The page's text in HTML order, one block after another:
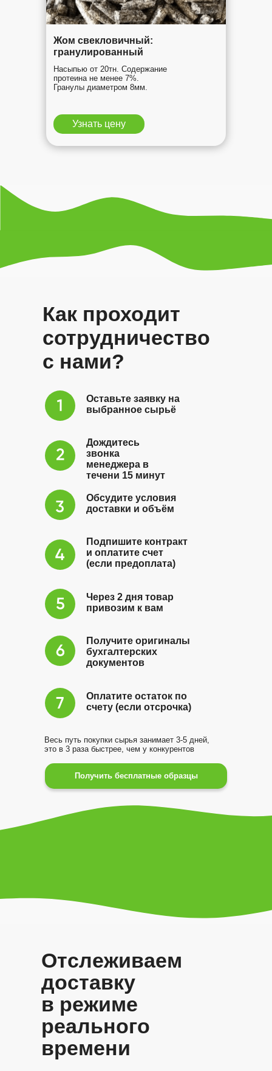
Жом свекловичный:
гранулированный
Насыпью от 20тн. Содержание
протеина не менее 7%.
Гранулы диаметром 8мм.
Узнать цену
Как проходит
сотрудничество
с нами?
Получить бесплатные образцы
Весь путь покупки сырья занимает 3-5 дней,
это в 3 раза быстрее, чем у конкурентов
Оставьте заявку на
выбранное сырьё
Подпишите контракт
и оплатите счет
(если предоплата)
Дождитесь
звонка
менеджера в
течени 15 минут
Получите оригиналы
бухгалтерских
документов
Через 2 дня товар
привозим к вам
Обсудите условия
доставки и объём
Оплатите остаток по
счету (если отсрочка)
Отслеживаем
доставку
в режиме
реального
времени